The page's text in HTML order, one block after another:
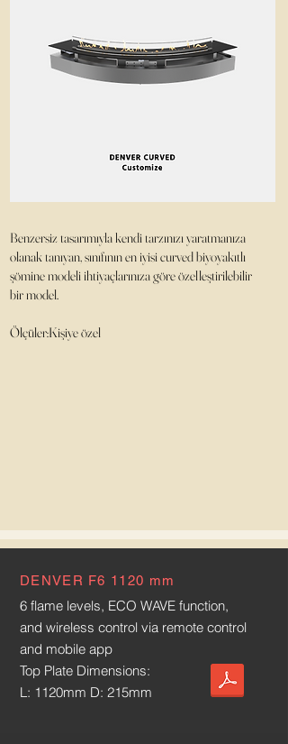
Benzersiz tasarımıyla kendi tarzınızı yaratmanıza
olanak tanıyan, sınıfının en iyisi curved biyoyakıtlı
şömine modeli ihtiyaçlarınıza göre özelleştirilebilir
bir model.
Ölçüler:Kişiye özel
DENVER F6 1120 mm
6 flame levels, ECO WAVE function,
and wireless control via remote control
and mobile app
Top Plate Dimensions:
L: 1120mm D: 215mm